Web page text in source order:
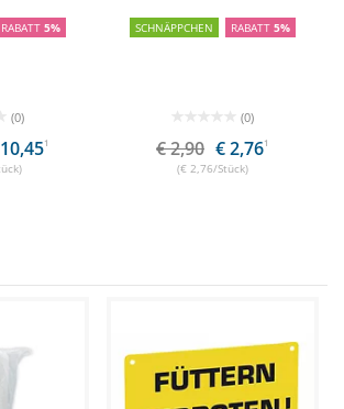
RABATT 5%
(0)
1
SCHNÄPPCHEN RABATT 5%
(0)
€ 2,90 € 2,761
(€ 2,76/Stück)